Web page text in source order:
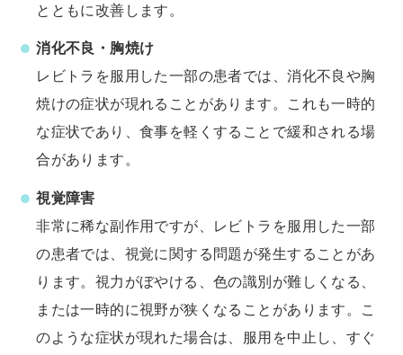
とともに改善します。
消化不良・胸焼け
レビトラを服用した一部の患者では、消化不良や胸
焼けの症状が現れることがあります。これも一時的
な症状であり、食事を軽くすることで緩和される場
合があります。
視覚障害
非常に稀な副作用ですが、レビトラを服用した一部
の患者では、視覚に関する問題が発生することがあ
ります。視力がぼやける、色の識別が難しくなる、
または一時的に視野が狭くなることがあります。こ
のような症状が現れた場合は、服用を中止し、すぐ